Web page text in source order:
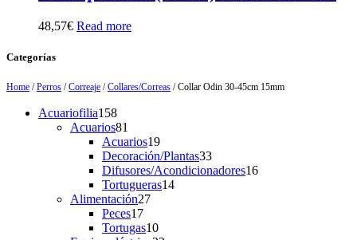
48,57€ Read more
Categorías
Home /Perros /Correaje /Collares/Correas / Collar Odin 30-45cm 15mm
Acuariofilia158158
products
Acuarios81
products
Acuarios1919
products
Decoración/Plantas3333
products
Difusores/Acondicionadores1616
Tortugueras1414
Alimentación2727
Peces1717
products
Tortugas1010